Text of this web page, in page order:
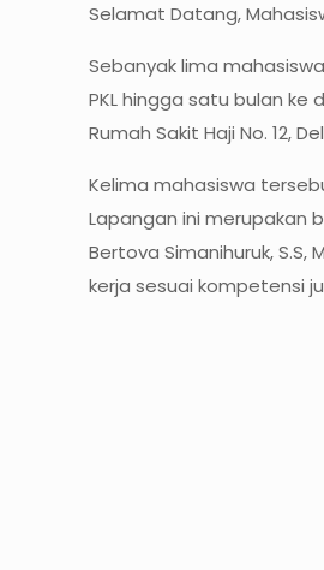
Selamat Datang,
Sebanyak lima
PKL hingga satu bulan ke
Rumah Sakit Haji No. 12,
Kelima mahasiswa
Lapangan ini merupakan
Bertova Simanihuruk,
kerja sesuai kompetensi